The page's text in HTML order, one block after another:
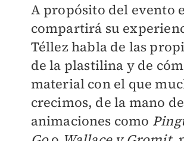
A propósito del evento
compartirá su
Téllez habla de las
de la plastilina y de
material con el que
crecimos, de la mano de
animaciones como